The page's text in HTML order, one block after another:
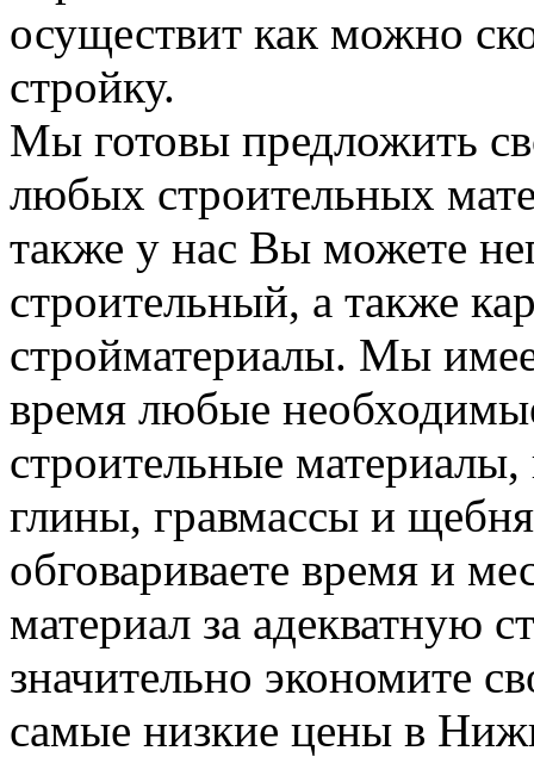
осуществит как можно
стройку.
Мы готовы предложить
любых строительных
также у нас Вы можете
строительный, а также
стройматериалы. Мы
время любые
строительные материалы,
глины, гравмассы и
обговариваете время и
материал за адекватную
значительно экономите
самые низкие цены в